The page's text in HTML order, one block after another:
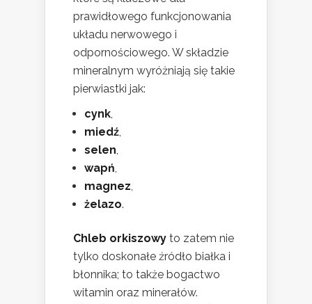
prawidłowego funkcjonowania
układu nerwowego i
odpornościowego. W składzie
mineralnym wyróżniają się takie
pierwiastki jak:
cynk,
miedź,
selen,
wapń,
magnez,
żelazo.
Chleb orkiszowy to zatem nie
tylko doskonałe źródło białka i
błonnika; to także bogactwo
witamin oraz minerałów.